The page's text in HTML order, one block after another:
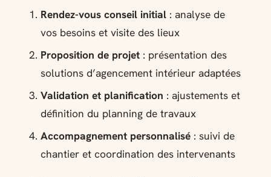
Rendez-vous conseil initial : analyse de
vos besoins et visite des lieux
Proposition de projet : présentation des
solutions d’agencement intérieur adaptées
Validation et planification : ajustements et
définition du planning de travaux
Accompagnement personnalisé : suivi de
chantier et coordination des intervenants